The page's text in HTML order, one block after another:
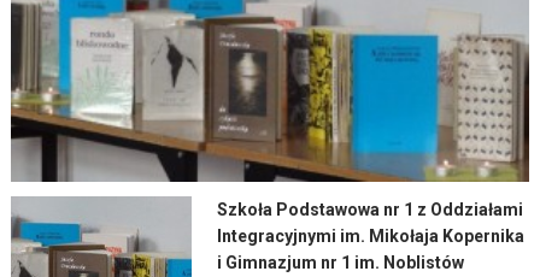
Szkoła Podstawowa nr 1 z Oddziałami
Integracyjnymi im. Mikołaja Kopernika
i Gimnazjum nr 1 im. Noblistów